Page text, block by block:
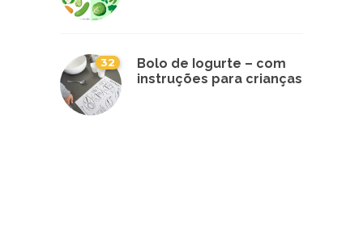
32
Bolo de Iogurte – com
instruções para crianças